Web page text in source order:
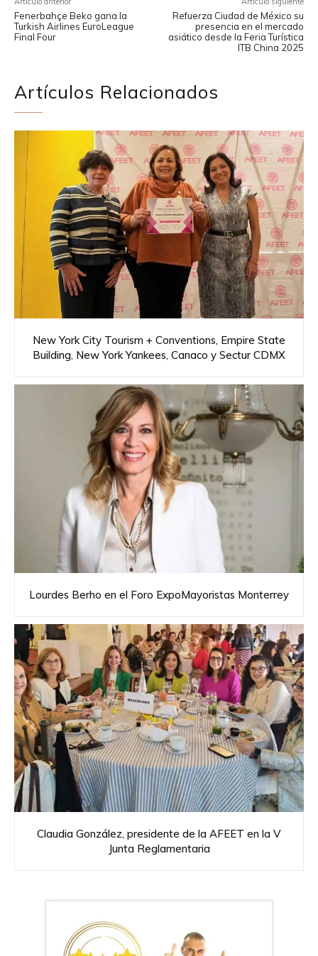
Fenerbahçe Beko gana la
Turkish Airlines EuroLeague
Final Four
Refuerza Ciudad de México su
presencia en el mercado
asiático desde la Feria Turística
ITB China 2025
Artículos Relacionados
New York City Tourism + Conventions, Empire State
Building, New York Yankees, Canaco y Sectur CDMX
Lourdes Berho en el Foro ExpoMayoristas Monterrey
Claudia González, presidente de la AFEET en la V
Junta Reglamentaria